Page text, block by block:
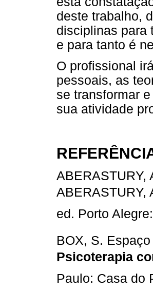
deste trabalho,
disciplinas para
e para tanto é
O profissional
pessoais, as
se transformar
sua atividade
ABERASTURY,
ABERASTURY,
ed. Porto
BOX, S.
Psicoterapia
Paulo: Casa